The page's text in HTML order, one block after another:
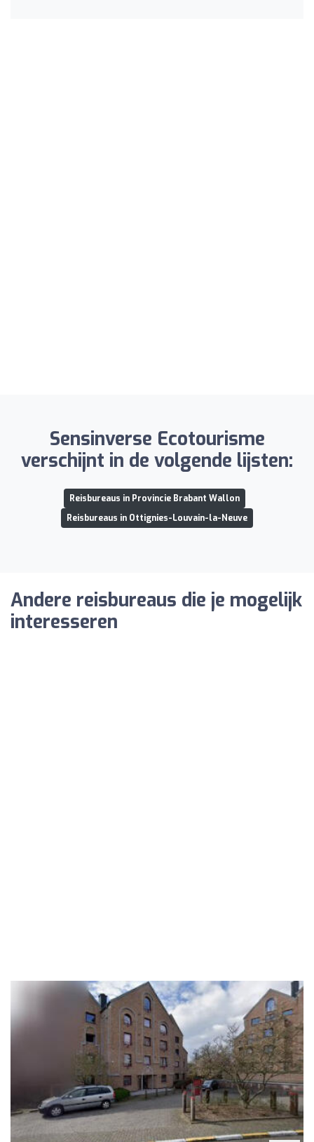
Sensinverse Ecotourisme
verschijnt in de volgende lijsten:
Reisbureaus in Provincie Brabant Wallon
Reisbureaus in Ottignies-Louvain-la-Neuve
Andere reisbureaus die je mogelijk
interesseren